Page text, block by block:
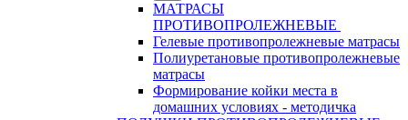
МАТРАСЫ
ПРОТИВОПРОЛЕЖНЕВЫЕ
Гелевые противопролежневые матрасы
Полиуретановые противопролежневые
матрасы
Формирование койки места в
домашних условиях - методичка